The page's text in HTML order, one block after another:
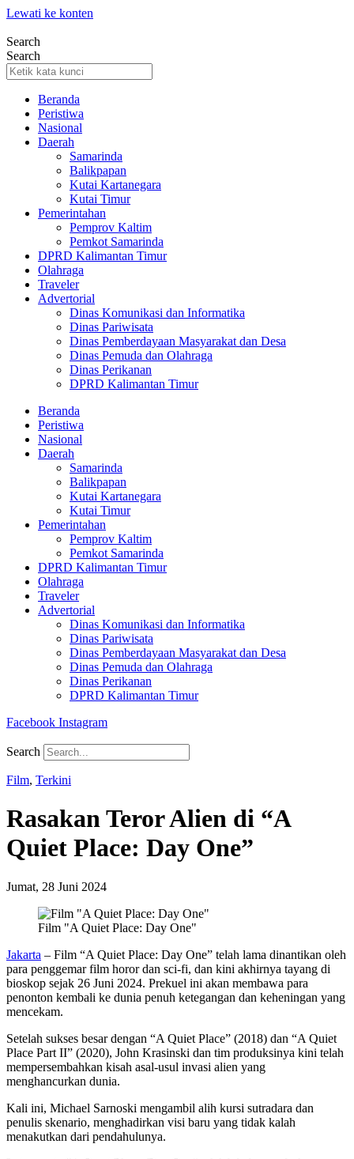
Lewati ke konten
Search
Search
Beranda
Peristiwa
Nasional
Daerah
Samarinda
Balikpapan
Kutai Kartanegara
Kutai Timur
Pemerintahan
Pemprov Kaltim
Pemkot Samarinda
DPRD Kalimantan Timur
Olahraga
Traveler
Advertorial
Dinas Komunikasi dan Informatika
Dinas Pariwisata
Dinas Pemberdayaan Masyarakat dan Desa
Dinas Pemuda dan Olahraga
Dinas Perikanan
DPRD Kalimantan Timur
Beranda
Peristiwa
Nasional
Daerah
Samarinda
Balikpapan
Kutai Kartanegara
Kutai Timur
Pemerintahan
Pemprov Kaltim
Pemkot Samarinda
DPRD Kalimantan Timur
Olahraga
Traveler
Advertorial
Dinas Komunikasi dan Informatika
Dinas Pariwisata
Dinas Pemberdayaan Masyarakat dan Desa
Dinas Pemuda dan Olahraga
Dinas Perikanan
DPRD Kalimantan Timur
Facebook Instagram
Search
Film, Terkini
Rasakan Teror Alien di “A
Quiet Place: Day One”
Jumat, 28 Juni 2024
Film "A Quiet Place: Day One"
Jakarta – Film “A Quiet Place: Day One” telah lama dinantikan oleh
para penggemar film horor dan sci-fi, dan kini akhirnya tayang di
bioskop sejak 26 Juni 2024. Prekuel ini akan membawa para
penonton kembali ke dunia penuh ketegangan dan keheningan yang
mencekam.
Setelah sukses besar dengan “A Quiet Place” (2018) dan “A Quiet
Place Part II” (2020), John Krasinski dan tim produksinya kini telah
mempersembahkan kisah asal-usul invasi alien yang
menghancurkan dunia.
Kali ini, Michael Sarnoski mengambil alih kursi sutradara dan
penulis skenario, menghadirkan visi baru yang tidak kalah
menakutkan dari pendahulunya.